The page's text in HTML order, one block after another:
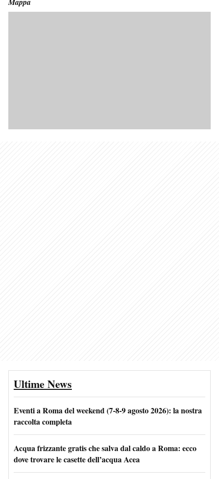
Ultime News
Eventi a Roma del weekend (7-8-9 agosto 2026): la nostra
raccolta completa
Acqua frizzante gratis che salva dal caldo a Roma: ecco
dove trovare le casette dell’acqua Acea